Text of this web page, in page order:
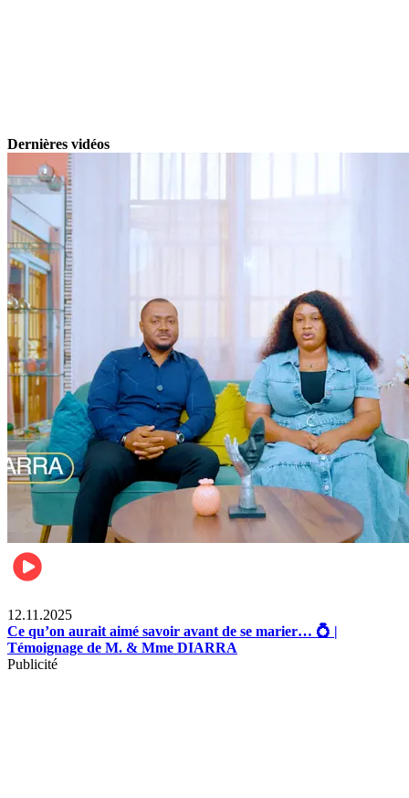
Dernières vidéos
12.11.2025
Ce qu’on aurait aimé savoir avant de se marier… 💍 |
Témoignage de M. & Mme DIARRA
Publicité